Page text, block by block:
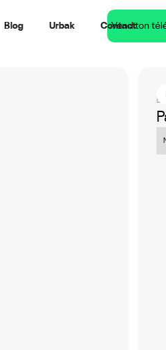
Blog Urbak Contact
Vend ton